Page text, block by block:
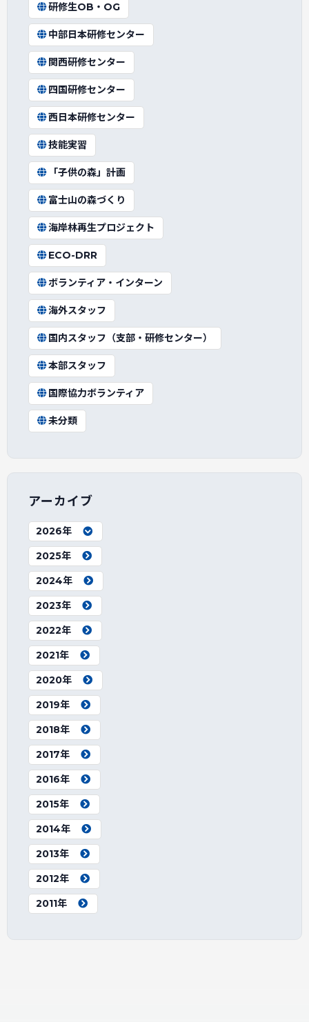
研修生OB・OG
中部日本研修センター
関西研修センター
四国研修センター
西日本研修センター
技能実習
「子供の森」計画
富士山の森づくり
海岸林再生プロジェクト
ECO-DRR
ボランティア・インターン
海外スタッフ
国内スタッフ（支部・研修センター）
本部スタッフ
国際協力ボランティア
未分類
アーカイブ
2026年
2025年
2024年
2023年
2022年
2021年
2020年
2019年
2018年
2017年
2016年
2015年
2014年
2013年
2012年
2011年